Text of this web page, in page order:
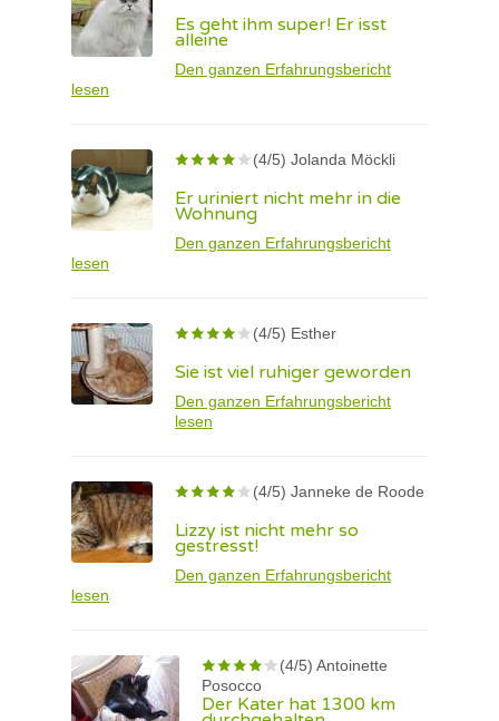
Es geht ihm super! Er isst
alleine
Den ganzen Erfahrungsbericht
lesen
(4/5) Jolanda Möckli
Er uriniert nicht mehr in die
Wohnung
Den ganzen Erfahrungsbericht
lesen
(4/5) Esther
Sie ist viel ruhiger geworden
Den ganzen Erfahrungsbericht
lesen
(4/5) Janneke de Roode
Lizzy ist nicht mehr so
gestresst!
Den ganzen Erfahrungsbericht
lesen
(4/5) Antoinette
Posocco
Der Kater hat 1300 km